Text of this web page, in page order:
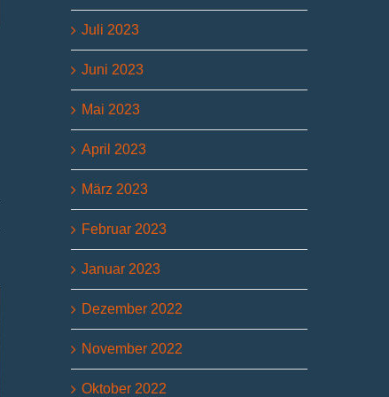
Juli 2023
Juni 2023
Mai 2023
April 2023
März 2023
Februar 2023
Januar 2023
Dezember 2022
November 2022
Oktober 2022